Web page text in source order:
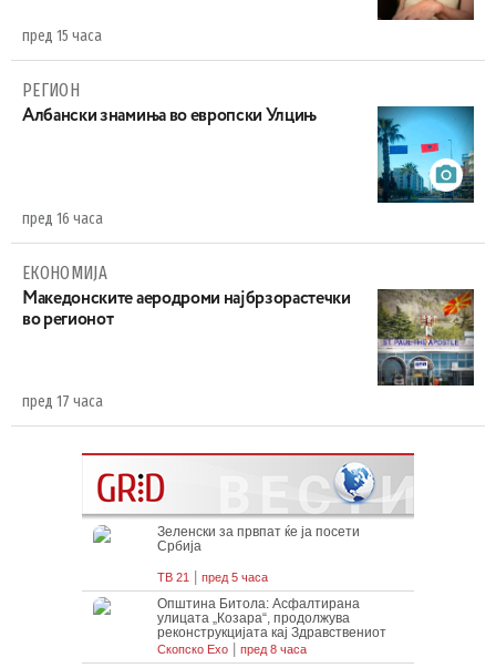
пред 15 часа
РЕГИОН
Aлбански знамиња во европски Улцињ
пред 16 часа
ЕКОНОМИЈА
Maкедонските аеродроми најбрзорастечки
во регионот
пред 17 часа